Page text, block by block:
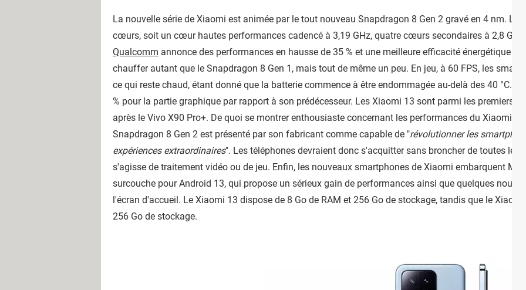
La nouvelle série de Xiaomi est animée par le tout nouveau Snapdragon 8 Gen 2 gravé en 4 nm. Le
cœurs, soit un cœur hautes performances cadencé à 3,19 GHz, quatre cœurs secondaires à 2,8 GHz
Qualcomm annonce des performances en hausse de 35 % et une meilleure efficacité énergétique de
chauffer autant que le Snapdragon 8 Gen 1, mais tout de même un peu. En jeu, à 60 FPS, les
ce qui reste chaud, étant donné que la batterie commence à être endommagée au-delà des 40 °C. Il
% pour la partie graphique par rapport à son prédécesseur. Les Xiaomi 13 sont parmi les premiers
après le Vivo X90 Pro+. De quoi se montrer enthousiaste concernant les performances du Xiaomi,
Snapdragon 8 Gen 2 est présenté par son fabricant comme capable de "révolutionner les
expériences extraordinaires". Les téléphones devraient donc s'acquitter sans broncher de toutes les
s'agisse de traitement vidéo ou de jeu. Enfin, les nouveaux smartphones de Xiaomi embarquent
surcouche pour Android 13, qui propose un sérieux gain de performances ainsi que quelques
l'écran d'accueil. Le Xiaomi 13 dispose de 8 Go de RAM et 256 Go de stockage, tandis que le Xiaomi
256 Go de stockage.